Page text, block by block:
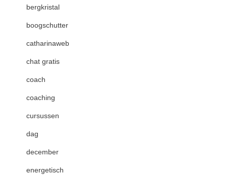
bergkristal
boogschutter
catharinaweb
chat gratis
coach
coaching
cursussen
dag
december
energetisch